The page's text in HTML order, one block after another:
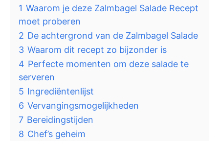
1 Waarom je deze Zalmbagel Salade Recept
moet proberen
2 De achtergrond van de Zalmbagel Salade
3 Waarom dit recept zo bijzonder is
4 Perfecte momenten om deze salade te
serveren
5 Ingrediëntenlijst
6 Vervangingsmogelijkheden
7 Bereidingstijden
8 Chef’s geheim